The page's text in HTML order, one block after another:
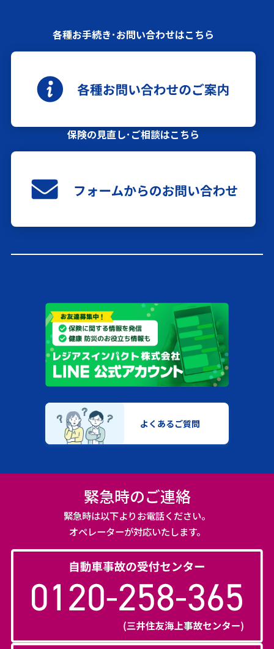
各種お手続き･お問い合わせはこちら
保険の見直し･ご相談はこちら
よくあるご質問
緊急時のご連絡
緊急時は以下よりお電話ください。
オペレーターが対応いたします。